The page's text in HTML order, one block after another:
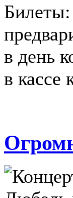
Билеты:
в день
в кассе